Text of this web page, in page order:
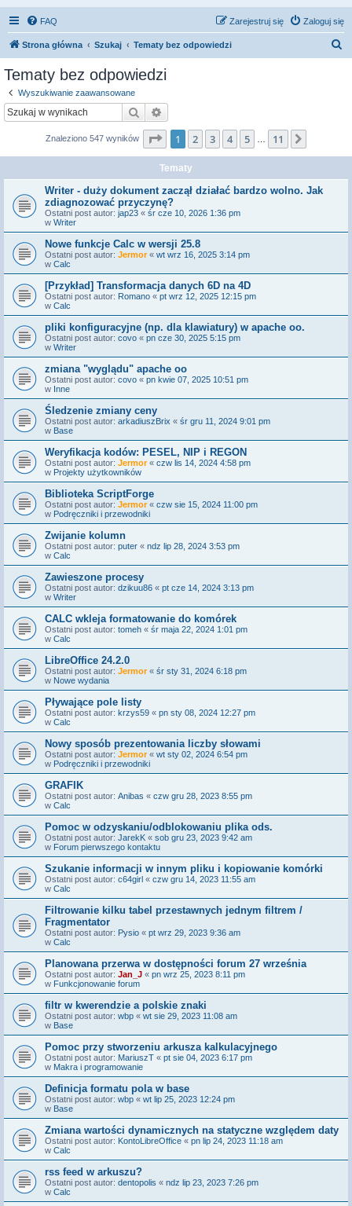
FAQ Zaloguj się
Zarejestruj się
Strona główna Szukaj Tematy bez odpowiedzi
Tematy bez odpowiedzi
Wyszukiwanie zaawansowane
Szukaj
Znaleziono 547 wyników Strona z11
1 2 3 4 5 11
Tematy
Writer - duży dokument zaczął działać bardzo wolno. Jak
zdiagnozować przyczynę?
Ostatni post autor: jap23 « śr cze 10, 2026 1:36 pm
w Writer
Nowe funkcje Calc w wersji 25.8
Ostatni post autor: Jermor« wt wrz 16, 2025 3:14 pm
w Calc
[Przykład] Transformacja danych 6D na 4D
Ostatni post autor: Romano « pt wrz 12, 2025 12:15 pm
w Calc
pliki konfiguracyjne (np. dla klawiatury) w apache oo.
Ostatni post autor: covo « pn cze 30, 2025 5:15 pm
w Writer
zmiana "wyglądu" apache oo
Ostatni post autor: covo « pn kwie 07, 2025 10:51 pm
w Inne
Śledzenie zmiany ceny
Ostatni post autor: arkadiuszBrix « śr gru 11, 2024 9:01 pm
w Base
Weryfikacja kodów: PESEL, NIP i REGON
Ostatni post autor: Jermor« czw lis 14, 2024 4:58 pm
w Projekty użytkowników
Biblioteka ScriptForge
Ostatni post autor: Jermor« czw sie 15, 2024 11:00 pm
w Podręczniki i przewodniki
Zwijanie kolumn
Ostatni post autor: puter « ndz lip 28, 2024 3:53 pm
w Calc
Zawieszone procesy
Ostatni post autor: dzikuu86 « pt cze 14, 2024 3:13 pm
w Writer
CALC wkleja formatowanie do komórek
Ostatni post autor: tomeh « śr maja 22, 2024 1:01 pm
w Calc
LibreOffice 24.2.0
Ostatni post autor: Jermor« śr sty 31, 2024 6:18 pm
w Nowe wydania
Pływające pole listy
Ostatni post autor: krzys59 « pn sty 08, 2024 12:27 pm
w Calc
Nowy sposób prezentowania liczby słowami
Ostatni post autor: Jermor« wt sty 02, 2024 6:54 pm
w Podręczniki i przewodniki
GRAFIK
Ostatni post autor: Anibas « czw gru 28, 2023 8:55 pm
w Calc
Pomoc w odzyskaniu/odblokowaniu plika ods.
Ostatni post autor: JarekK « sob gru 23, 2023 9:42 am
w Forum pierwszego kontaktu
Szukanie informacji w innym pliku i kopiowanie komórki
Ostatni post autor: c64girl « czw gru 14, 2023 11:55 am
w Calc
Filtrowanie kilku tabel przestawnych jednym filtrem /
Fragmentator
Ostatni post autor: Pysio « pt wrz 29, 2023 9:36 am
w Calc
Planowana przerwa w dostępności forum 27 września
Ostatni post autor: Jan_J « pn wrz 25, 2023 8:11 pm
w Funkcjonowanie forum
filtr w kwerendzie a polskie znaki
Ostatni post autor: wbp « wt sie 29, 2023 11:08 am
w Base
Pomoc przy stworzeniu arkusza kalkulacyjnego
Ostatni post autor: MariuszT « pt sie 04, 2023 6:17 pm
w Makra i programowanie
Definicja formatu pola w base
Ostatni post autor: wbp « wt lip 25, 2023 12:24 pm
w Base
Zmiana wartości dynamicznych na statyczne względem daty
Ostatni post autor: KontoLibreOffice « pn lip 24, 2023 11:18 am
w Calc
rss feed w arkuszu?
Ostatni post autor: dentopolis « ndz lip 23, 2023 7:26 pm
w Calc